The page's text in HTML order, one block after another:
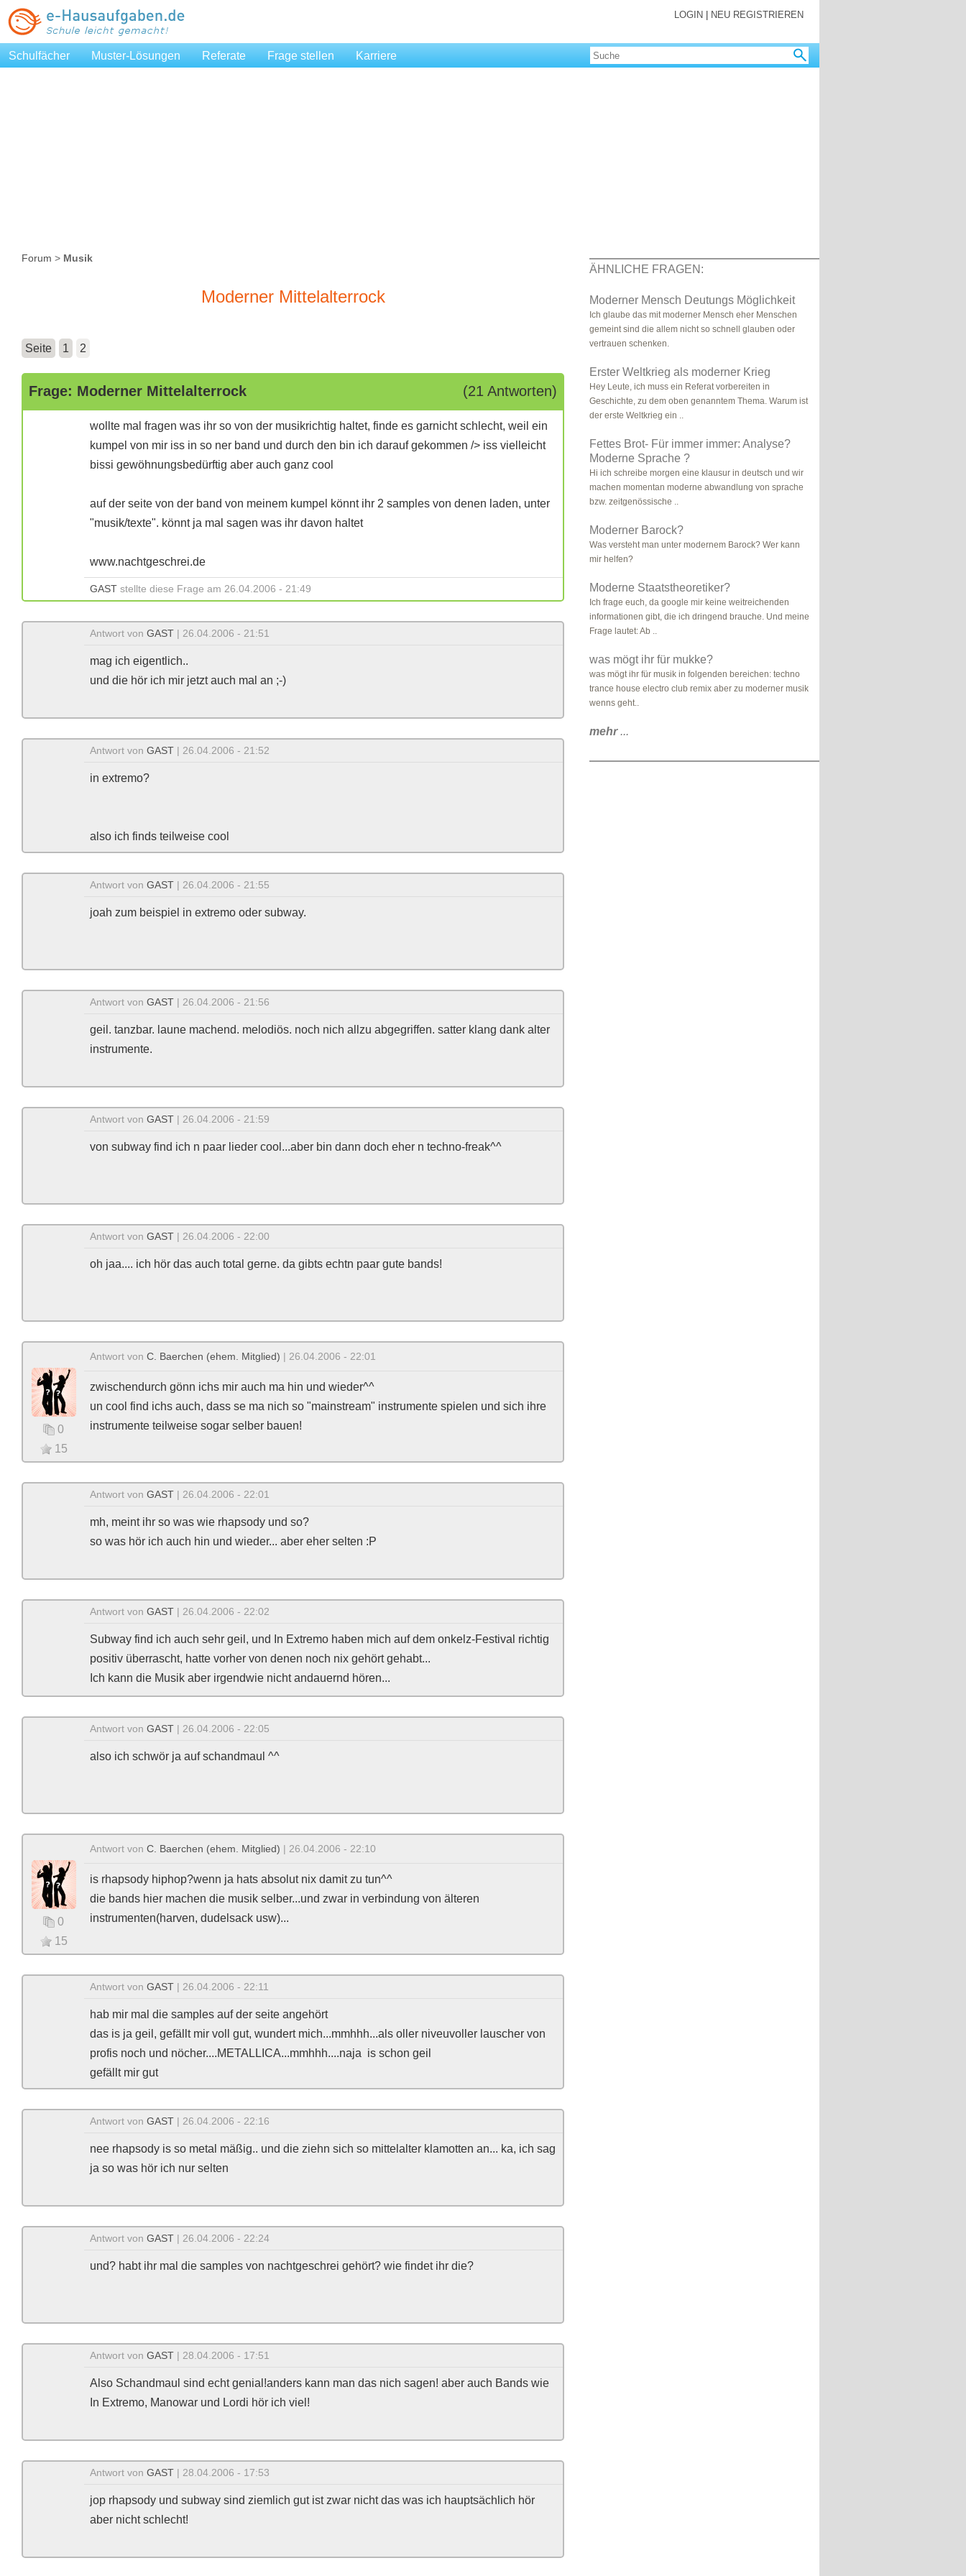
LOGIN NEU REGISTRIEREN
Schulfächer Muster-Lösungen Referate Frage stellen Karriere
Forum > Musik
Moderner Mittelalterrock
Seite 1 2
Frage: Moderner Mittelalterrock (21 Antworten)
wollte mal fragen was ihr so von der musikrichtig haltet, finde es garnicht schlecht, weil ein
kumpel von mir iss in so ner band und durch den bin ich darauf gekommen /> iss vielleicht
bissi gewöhnungsbedürftig aber auch ganz cool
auf der seite von der band von meinem kumpel könnt ihr 2 samples von denen laden, unter
"musik/texte". könnt ja mal sagen was ihr davon haltet
www.nachtgeschrei.de
GAST stellte diese Frage am 26.04.2006 - 21:49
Antwort von GAST | 26.04.2006 - 21:51
mag ich eigentlich..
und die hör ich mir jetzt auch mal an ;-)
Antwort von GAST | 26.04.2006 - 21:52
in extremo?
also ich finds teilweise cool
Antwort von GAST | 26.04.2006 - 21:55
joah zum beispiel in extremo oder subway.
Antwort von GAST | 26.04.2006 - 21:56
geil. tanzbar. laune machend. melodiös. noch nich allzu abgegriffen. satter klang dank alter
instrumente.
Antwort von GAST | 26.04.2006 - 21:59
von subway find ich n paar lieder cool...aber bin dann doch eher n techno-freak^^
Antwort von GAST | 26.04.2006 - 22:00
oh jaa.... ich hör das auch total gerne. da gibts echtn paar gute bands!
0
15
Antwort von C. Baerchen (ehem. Mitglied) | 26.04.2006 - 22:01
zwischendurch gönn ichs mir auch ma hin und wieder^^
un cool find ichs auch, dass se ma nich so "mainstream" instrumente spielen und sich ihre
instrumente teilweise sogar selber bauen!
Antwort von GAST | 26.04.2006 - 22:01
mh, meint ihr so was wie rhapsody und so?
so was hör ich auch hin und wieder... aber eher selten :P
Antwort von GAST | 26.04.2006 - 22:02
Subway find ich auch sehr geil, und In Extremo haben mich auf dem onkelz-Festival richtig
positiv überrascht, hatte vorher von denen noch nix gehört gehabt...
Ich kann die Musik aber irgendwie nicht andauernd hören...
Antwort von GAST | 26.04.2006 - 22:05
also ich schwör ja auf schandmaul ^^
0
15
Antwort von C. Baerchen (ehem. Mitglied) | 26.04.2006 - 22:10
is rhapsody hiphop?wenn ja hats absolut nix damit zu tun^^
die bands hier machen die musik selber...und zwar in verbindung von älteren
instrumenten(harven, dudelsack usw)...
Antwort von GAST | 26.04.2006 - 22:11
hab mir mal die samples auf der seite angehört
das is ja geil, gefällt mir voll gut, wundert mich...mmhhh...als oller niveuvoller lauscher von
profis noch und nöcher....METALLICA...mmhhh....naja is schon geil
gefällt mir gut
Antwort von GAST | 26.04.2006 - 22:16
nee rhapsody is so metal mäßig.. und die ziehn sich so mittelalter klamotten an... ka, ich sag
ja so was hör ich nur selten
Antwort von GAST | 26.04.2006 - 22:24
und? habt ihr mal die samples von nachtgeschrei gehört? wie findet ihr die?
Antwort von GAST | 28.04.2006 - 17:51
Also Schandmaul sind echt genial!anders kann man das nich sagen! aber auch Bands wie
In Extremo, Manowar und Lordi hör ich viel!
Antwort von GAST | 28.04.2006 - 17:53
jop rhapsody und subway sind ziemlich gut ist zwar nicht das was ich hauptsächlich hör
aber nicht schlecht!
ÄHNLICHE FRAGEN:
Moderner Mensch Deutungs Möglichkeit
Ich glaube das mit moderner Mensch eher Menschen
gemeint sind die allem nicht so schnell glauben oder
vertrauen schenken.
Erster Weltkrieg als moderner Krieg
Hey Leute, ich muss ein Referat vorbereiten in
Geschichte, zu dem oben genanntem Thema. Warum ist
der erste Weltkrieg ein ..
Fettes Brot- Für immer immer: Analyse?
Moderne Sprache ?
Hi ich schreibe morgen eine klausur in deutsch und wir
machen momentan moderne abwandlung von sprache
bzw. zeitgenössische ..
Moderner Barock?
Was versteht man unter modernem Barock? Wer kann
mir helfen?
Moderne Staatstheoretiker?
Ich frage euch, da google mir keine weitreichenden
informationen gibt, die ich dringend brauche. Und meine
Frage lautet: Ab ..
was mögt ihr für mukke?
was mögt ihr für musik in folgenden bereichen: techno
trance house electro club remix aber zu moderner musik
wenns geht..
mehr...